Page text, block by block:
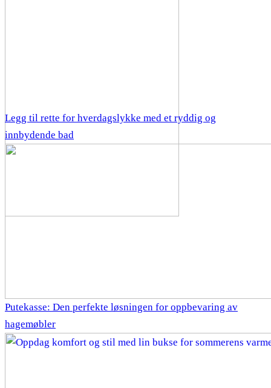
Legg til rette for hverdagslykke med et ryddig og
innbydende bad
Putekasse: Den perfekte løsningen for oppbevaring av
hagemøbler